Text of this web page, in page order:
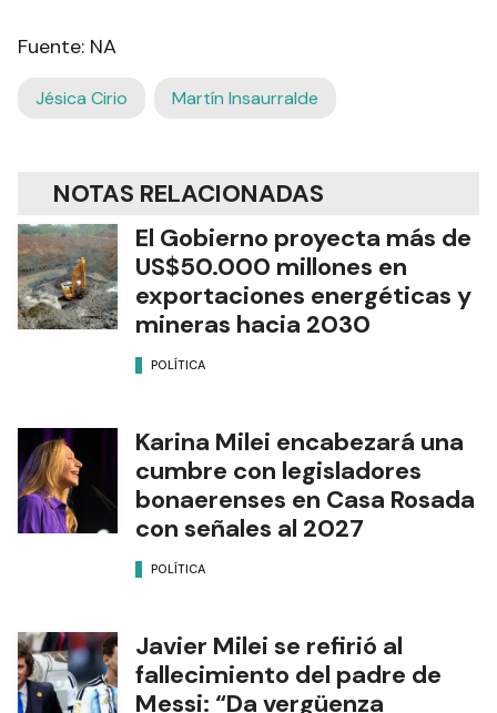
Fuente: NA
Jésica Cirio Martín Insaurralde
NOTAS RELACIONADAS
El Gobierno proyecta más de
US$50.000 millones en
exportaciones energéticas y
mineras hacia 2030
POLÍTICA
Karina Milei encabezará una
cumbre con legisladores
bonaerenses en Casa Rosada
con señales al 2027
POLÍTICA
Javier Milei se refirió al
fallecimiento del padre de
Messi: “Da vergüenza